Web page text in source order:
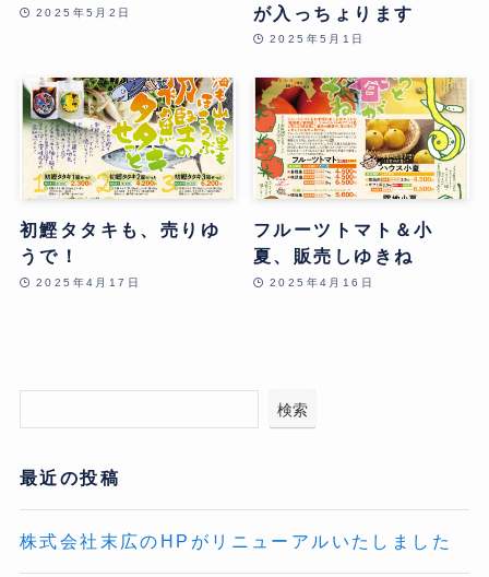
2025年5月2日 が入っちょります
2025年5月1日
初鰹タタキも、売りゆ
うで！
2025年4月17日
フルーツトマト＆小
夏、販売しゆきね
2025年4月16日
検索
最近の投稿
株式会社末広のHPがリニューアルいたしました